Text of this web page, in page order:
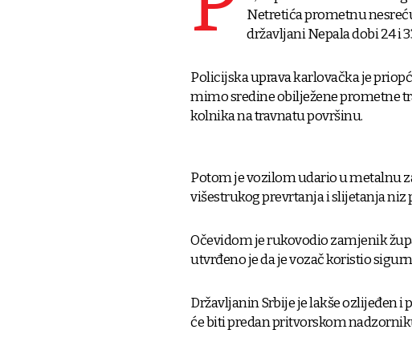
Netretića prometnu
državljani Nepala dobi 24 i
Policijska uprava karlovačka je
mimo sredine obilježene prometne
kolnika na travnatu površinu.
Potom je vozilom udario u metalnu
višestrukog prevrtanja i slijetanja niz
Očevidom je rukovodio zamjenik
utvrđeno je da je vozač koristio
Državljanin Srbije je lakše ozlijeđen i
će biti predan pritvorskom